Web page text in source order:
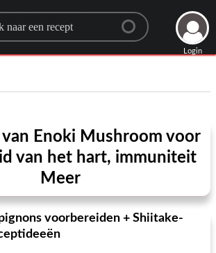
for a recipe
Login
Enoki Mushroom voor
van het hart, immuniteit
Meer
voorbereiden + Shiitake-